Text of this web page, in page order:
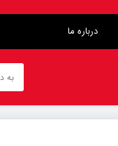
درباره ما